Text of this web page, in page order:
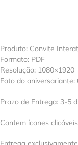
Produto: Convite
Formato: PDF
Resolução: 1080×1920
Foto do aniversariante:
Prazo de Entrega: 3-5
Contem ícones